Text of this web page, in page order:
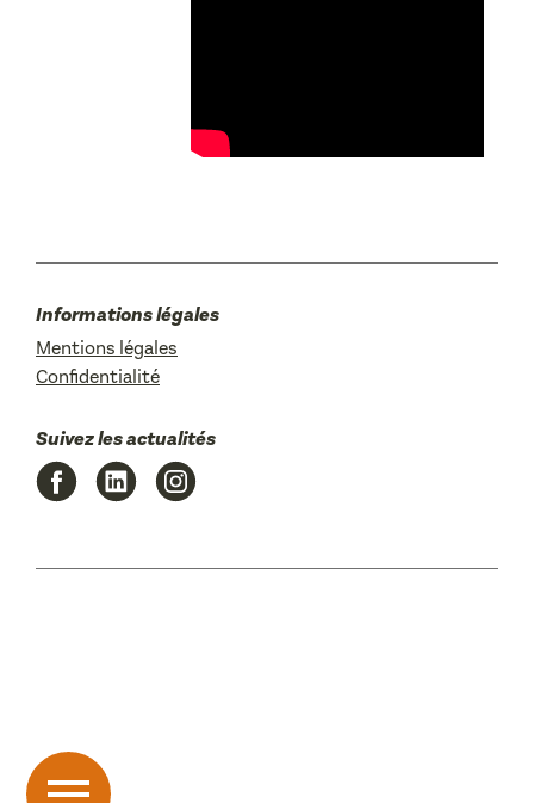
Informations légales
Mentions légales
Confidentialité
Suivez les actualités